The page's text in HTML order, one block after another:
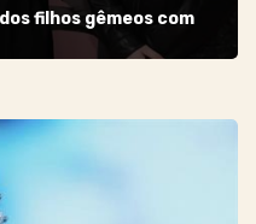
filhos gêmeos com